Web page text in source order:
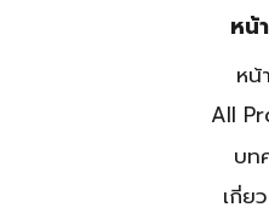
หน้
หน้
All
บท
เกี่ย